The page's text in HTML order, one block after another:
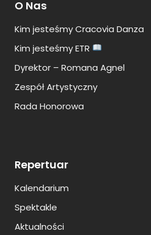
O Nas
Kim jesteśmy Cracovia Danza
Kim jesteśmy ETR
Dyrektor – Romana Agnel
Zespół Artystyczny
Rada Honorowa
Repertuar
Kalendarium
Spektakle
Aktualności